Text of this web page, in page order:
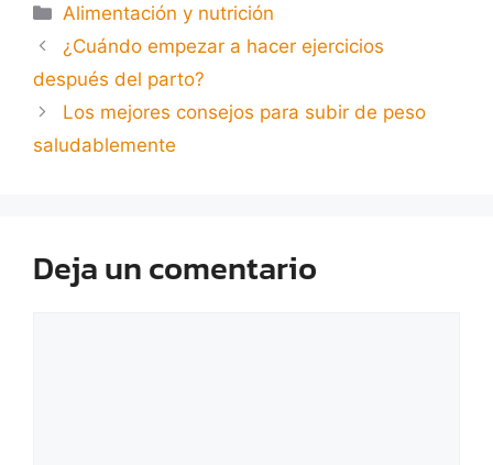
Alimentación y nutrición
¿Cuándo empezar a hacer ejercicios
después del parto?
Los mejores consejos para subir de peso
saludablemente
Deja un comentario